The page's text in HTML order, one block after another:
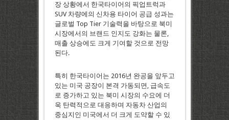
장 상황에서 한국타이어의 픽업트럭과
SUV 차량에의 신차용 타이어 공급 성과는
글로벌 Top Tier 기술력을 바탕으로 북미
시장에서의 브랜드 인지도 강화는 물론,
매출 상승에도 크게 기여할 것으로 전망
된다.
특히 한국타이어는 2016년 완공을 앞두고
있는 미국 공장이 본격 가동되면, 급속도
로 증가하고 있는 북미 시장의 수요에 더
욱 탄력적으로 대응하며 자동차 산업의
중심지인 미국에서 더 크게 도약할 수 있